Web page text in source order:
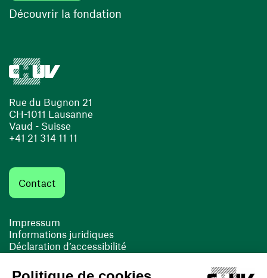
Rue du Bugnon 21
CH-1011 Lausanne
Vaud - Suisse
+41 21 314 11 11
Contact
Impressum
Informations juridiques
Déclaration d’accessibilité
Cookies
Découvrir la fondation